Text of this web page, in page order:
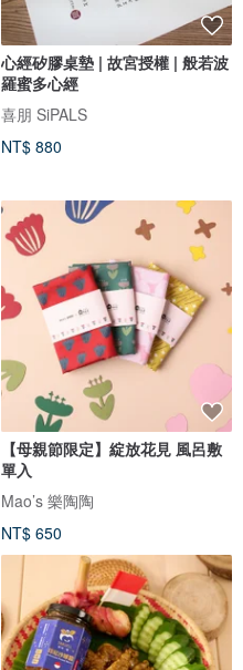
心經矽膠桌墊 | 故宮授權 | 般若波
羅蜜多心經
喜朋 SiPALS
NT$ 880
【母親節限定】綻放花見 風呂敷
單入
Mao’s 樂陶陶
NT$ 650